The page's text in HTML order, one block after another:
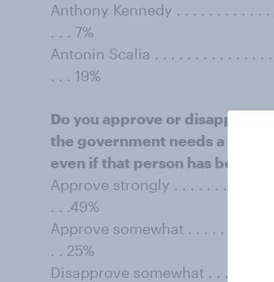
Anthony Kennedy . . . . . . . . . . . .
. . . 7%
Antonin Scalia . . . . . . . . . . . . . .
. . . 19%
Do you approve or disapprove
the government needs a
even if that person has been
Approve strongly . . . . . . . . . . . .
. . .49%
Approve somewhat . . . . . . . . . . .
. . 25%
Disapprove somewhat . . . . . . . .